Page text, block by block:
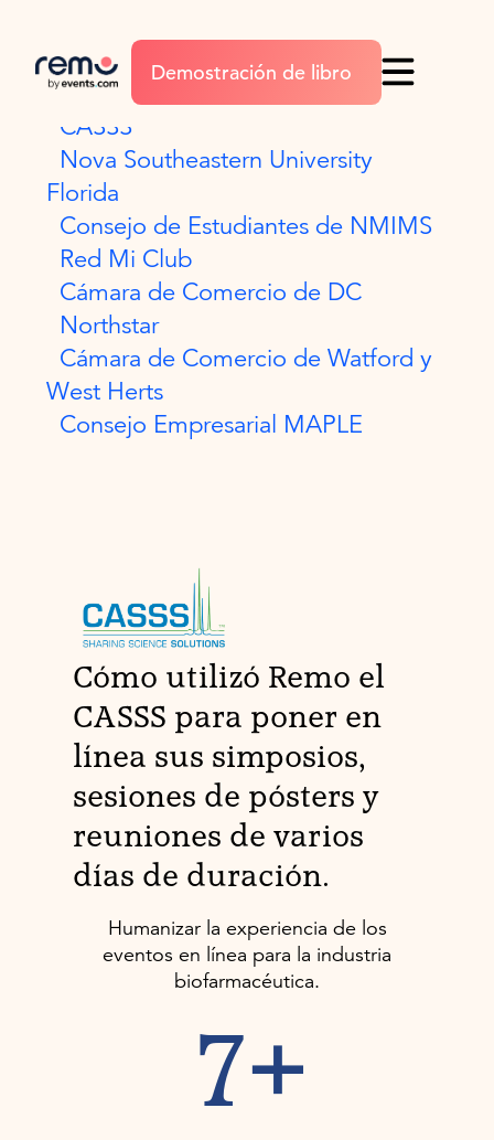
Demostración de libro
Habilitación de campos
La Asociación de Pagos
CASSS
Nova Southeastern University
Florida
Consejo de Estudiantes de NMIMS
Red Mi Club
Cámara de Comercio de DC
Northstar
Cámara de Comercio de Watford y
West Herts
Consejo Empresarial MAPLE
Cómo utilizó Remo el
CASSS para poner en
línea sus simposios,
sesiones de pósters y
reuniones de varios
días de duración.
Humanizar la experiencia de los
eventos en línea para la industria
biofarmacéutica.
7+